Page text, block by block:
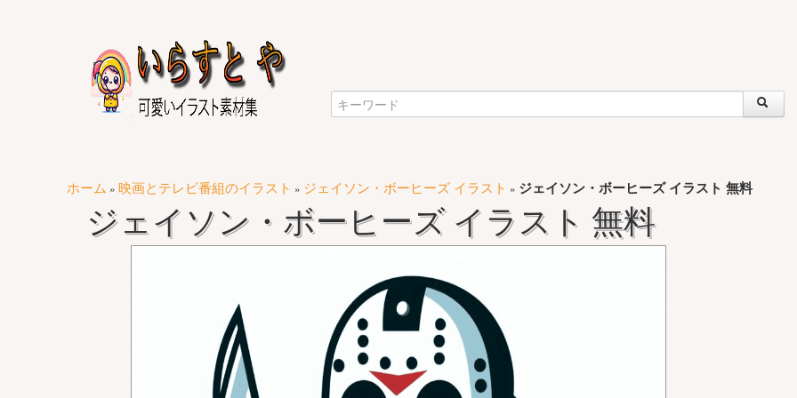
ホーム » 映画とテレビ番組のイラスト » ジェイソン・ボーヒーズ イラスト » ジェイソン・ボーヒーズ イラスト 無料
ジェイソン・ボーヒーズ イラスト 無料